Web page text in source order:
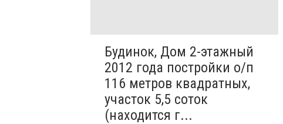
Будинок, Дом 2-этажный
2012 года постройки о/п
116 метров квадратных,
участок 5,5 соток
(находится г...